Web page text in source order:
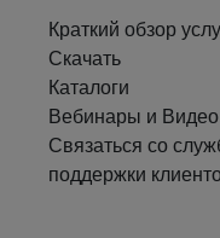
Краткий обзор
Скачать
Каталоги
Вебинары и Видео
Связаться со
поддержки